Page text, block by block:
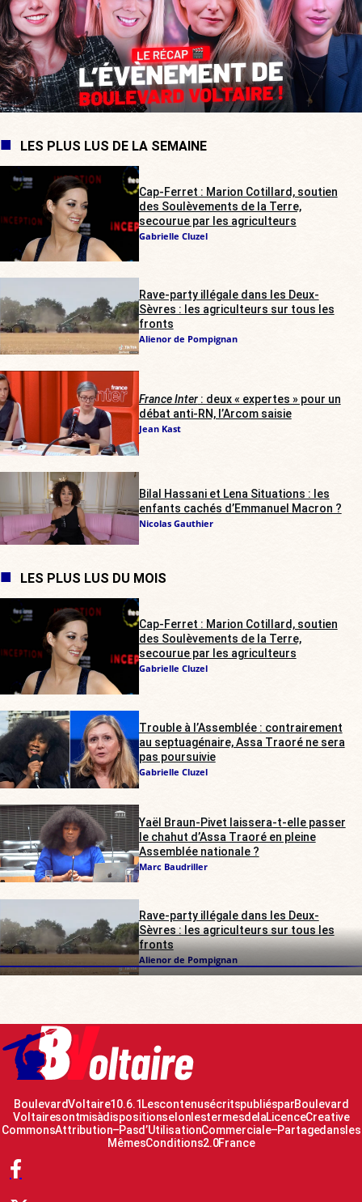
LES PLUS LUS DE LA SEMAINE
Cap-Ferret : Marion Cotillard, soutien
des Soulèvements de la Terre,
secourue par les agriculteurs
Gabrielle Cluzel
Rave-party illégale dans les Deux-
Sèvres : les agriculteurs sur tous les
fronts
Alienor de Pompignan
France Inter: deux « expertes » pour un
débat anti-RN, l’Arcom saisie
Jean Kast
Bilal Hassani et Lena Situations : les
enfants cachés d’Emmanuel Macron ?
Nicolas Gauthier
LES PLUS LUS DU MOIS
Cap-Ferret : Marion Cotillard, soutien
des Soulèvements de la Terre,
secourue par les agriculteurs
Gabrielle Cluzel
Trouble à l’Assemblée : contrairement
au septuagénaire, Assa Traoré ne sera
pas poursuivie
Gabrielle Cluzel
Yaël Braun-Pivet laissera-t-elle passer
le chahut d’Assa Traoré en pleine
Assemblée nationale ?
Marc Baudriller
Rave-party illégale dans les Deux-
Sèvres : les agriculteurs sur tous les
fronts
Alienor de Pompignan
Boulevard Voltaire 10.6.1 Les contenus écrits publiés par Boulevard
Voltaire sont mis à disposition selon les termes de la Licence Creative
Commons Attribution – Pas d’Utilisation Commerciale – Partage dans les
Mêmes Conditions 2.0 France